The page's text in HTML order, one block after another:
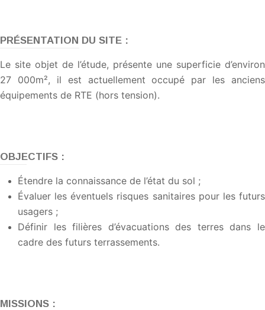
PRÉSENTATION DU SITE :
Le site objet de l’étude, présente une superficie d’environ
27 000m², il est actuellement occupé par les anciens
équipements de RTE (hors tension).
OBJECTIFS :
Étendre la connaissance de l’état du sol ;
Évaluer les éventuels risques sanitaires pour les futurs
usagers ;
Définir les filières d’évacuations des terres dans le
cadre des futurs terrassements.
MISSIONS :